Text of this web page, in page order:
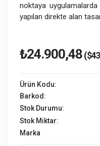
noktaya
yapılan direkte alan
₺24.900,48
Ürün Kodu:
Barkod:
Stok Durumu:
Stok Miktar:
Marka